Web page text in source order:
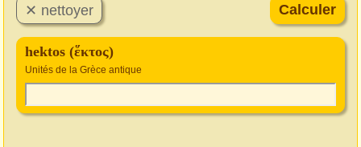
hektos (ἕκτος)
Unités de la Grèce antique